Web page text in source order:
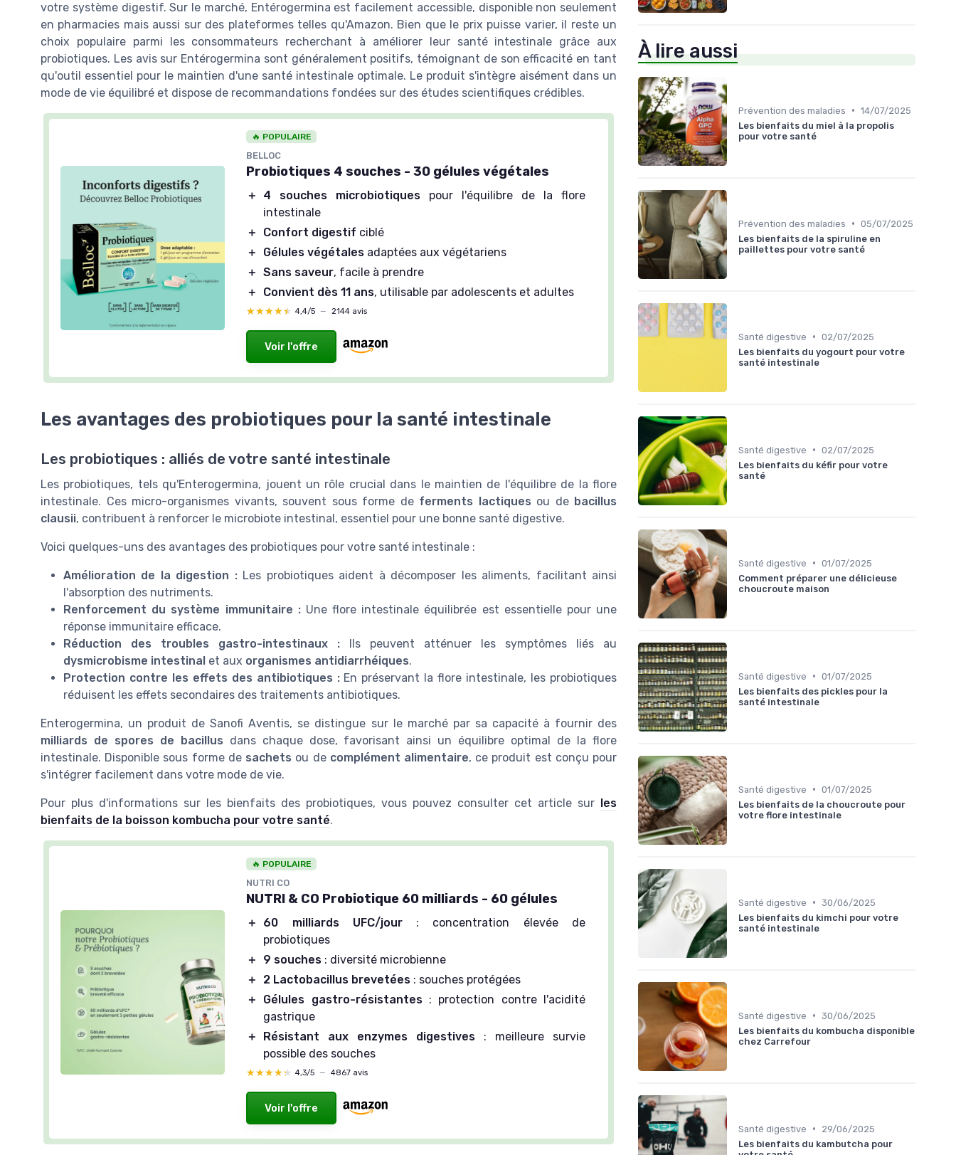
votre système digestif. Sur le marché, Entérogermina est facilement accessible, disponible non seulement
en pharmacies mais aussi sur des plateformes telles qu'Amazon. Bien que le prix puisse varier, il reste un
choix populaire parmi les consommateurs recherchant à améliorer leur santé intestinale grâce aux
probiotiques. Les avis sur Entérogermina sont généralement positifs, témoignant de son efficacité en tant
qu'outil essentiel pour le maintien d'une santé intestinale optimale. Le produit s'intègre aisément dans un
mode de vie équilibré et dispose de recommandations fondées sur des études scientifiques crédibles.
🔥 POPULAIRE
BELLOC
Probiotiques 4 souches - 30 gélules végétales
＋ 4 souches microbiotiques pour l'équilibre de la flore
intestinale
＋
Confort digestif ciblé
＋
Gélules végétales adaptées aux végétariens
＋ Sans saveur, facile à prendre
＋
Convient dès 11 ans, utilisable par adolescents et adultes
★★★★★
★★★★★ 4,4/5 — 2144 avis
Voir l'offre
Les avantages des probiotiques pour la santé intestinale
Les probiotiques : alliés de votre santé intestinale
Les probiotiques, tels qu'Enterogermina, jouent un rôle crucial dans le maintien de l'équilibre de la flore
intestinale. Ces micro-organismes vivants, souvent sous forme de ferments lactiques ou de bacillus
clausii, contribuent à renforcer le microbiote intestinal, essentiel pour une bonne santé digestive.
Voici quelques-uns des avantages des probiotiques pour votre santé intestinale :
Amélioration de la digestion :Les probiotiques aident à décomposer les aliments, facilitant ainsi
l'absorption des nutriments.
Renforcement du système immunitaire :Une flore intestinale équilibrée est essentielle pour une
réponse immunitaire efficace.
Réduction des troubles gastro-intestinaux : Ils peuvent atténuer les symptômes liés au
dysmicrobisme intestinal et aux organismes antidiarrhéiques.
Protection contre les effets des antibiotiques :En préservant la flore intestinale, les probiotiques
réduisent les effets secondaires des traitements antibiotiques.
Enterogermina, un produit de Sanofi Aventis, se distingue sur le marché par sa capacité à fournir des
milliards de spores de bacillus dans chaque dose, favorisant ainsi un équilibre optimal de la flore
intestinale. Disponible sous forme de sachets ou de complément alimentaire, ce produit est conçu pour
s'intégrer facilement dans votre mode de vie.
Pour plus d'informations sur les bienfaits des probiotiques, vous pouvez consulter cet article sur les
bienfaits de la boisson kombucha pour votre santé.
🔥 POPULAIRE
NUTRI CO
NUTRI & CO Probiotique 60 milliards - 60 gélules
＋ 60 milliards UFC/jour: concentration élevée de
probiotiques
＋
9 souches : diversité microbienne
＋
2 Lactobacillus brevetées : souches protégées
＋
Gélules gastro-résistantes: protection contre l'acidité
gastrique
＋
Résistant aux enzymes digestives : meilleure survie
possible des souches
★★★★★
★★★★★ 4,3/5 — 4867 avis
Voir l'offre
À lire aussi
Prévention des maladies • 14/07/2025
Les bienfaits du miel à la propolis
pour votre santé
Prévention des maladies • 05/07/2025
Les bienfaits de la spiruline en
paillettes pour votre santé
Santé digestive • 02/07/2025
Les bienfaits du yogourt pour votre
santé intestinale
Santé digestive • 02/07/2025
Les bienfaits du kéfir pour votre
santé
Santé digestive • 01/07/2025
Comment préparer une délicieuse
choucroute maison
Santé digestive • 01/07/2025
Les bienfaits des pickles pour la
santé intestinale
Santé digestive • 01/07/2025
Les bienfaits de la choucroute pour
votre flore intestinale
Santé digestive • 30/06/2025
Les bienfaits du kimchi pour votre
santé intestinale
Santé digestive • 30/06/2025
Les bienfaits du kombucha disponible
chez Carrefour
Santé digestive •
29/06/2025
Les bienfaits du kambutcha pour